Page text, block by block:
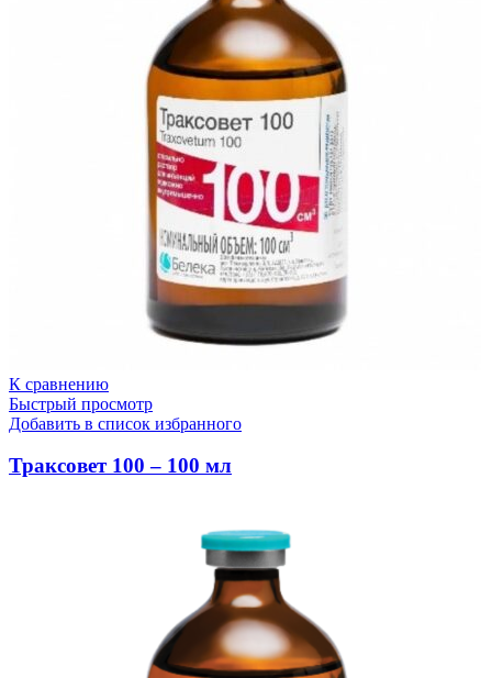
К сравнению
Быстрый просмотр
Добавить в список избранного
Траксовет 100 – 100 мл